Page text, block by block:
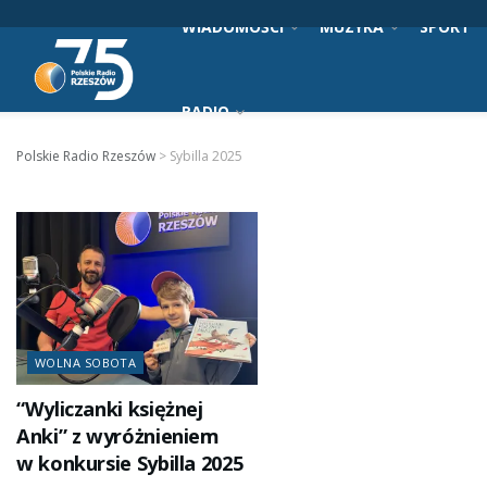
WIADOMOŚCI MUZYKA SPORT
RADIO
Polskie Radio Rzeszów > Sybilla 2025
WOLNA SOBOTA
“Wyliczanki księżnej
Anki” z wyróżnieniem
w konkursie Sybilla 2025